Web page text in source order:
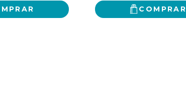
COMPRAR